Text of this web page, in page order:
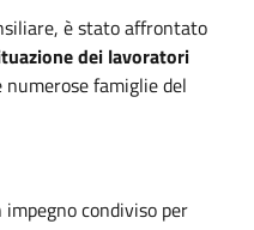
è stato affrontato
dei lavoratori
famiglie del
condiviso per